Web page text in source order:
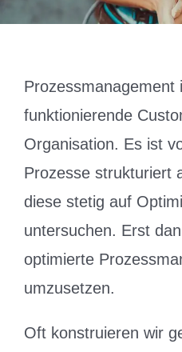
Prozessmanagement
funktionierende
Organisation. Es ist
Prozesse strukturiert
diese stetig auf
untersuchen. Erst
optimierte
umzusetzen.
Oft konstruieren wir